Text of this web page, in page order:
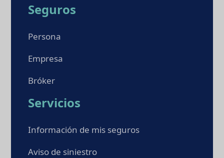
Seguros
Persona
Empresa
Bróker
Servicios
Información de mis seguros
Aviso de siniestro